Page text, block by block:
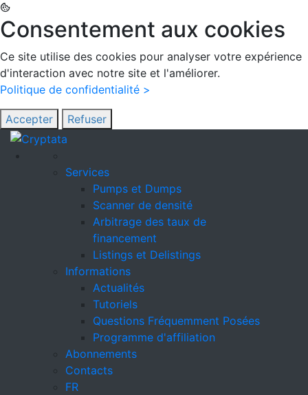
Consentement aux cookies
Ce site utilise des cookies pour analyser votre expérience
d'interaction avec notre site et l'améliorer.
Politique de confidentialité >
Accepter Refuser
Services
Pumps et Dumps
Scanner de densité
Arbitrage des taux de
financement
Listings et Delistings
Informations
Actualités
Tutoriels
Questions Fréquemment Posées
Programme d'affiliation
Abonnements
Contacts
FR